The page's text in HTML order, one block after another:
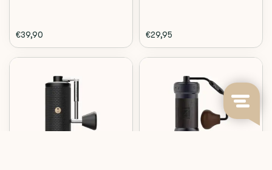
€39,90 €29,95